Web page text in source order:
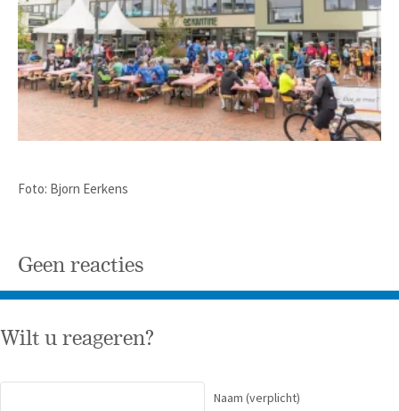
Foto: Bjorn Eerkens
Geen reacties
Wilt u reageren?
Naam (verplicht)